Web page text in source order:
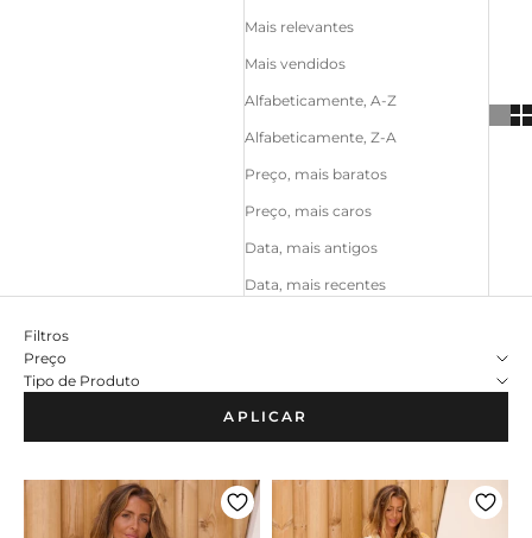
Mais relevantes
Mais vendidos
Alfabeticamente, A-Z
Alfabeticamente, Z-A
Preço, mais baratos
Preço, mais caros
Data, mais antigos
Data, mais recentes
Filtros
Preço
Tipo de Produto
APLICAR